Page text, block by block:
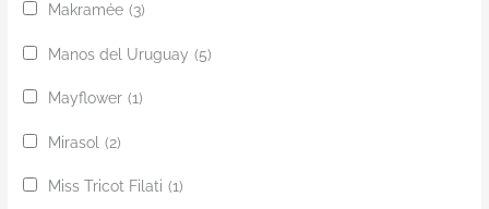
Makramée (3)
Manos del Uruguay (5)
Mayflower (1)
Mirasol (2)
Miss Tricot Filati (1)